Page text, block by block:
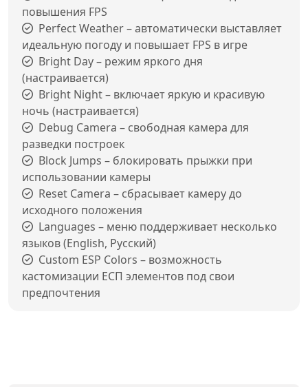
повышения FPS
Perfect Weather – автоматически выставляет
идеальную погоду и повышает FPS в игре
Bright Day – режим яркого дня
(настраивается)
Bright Night – включает яркую и красивую
ночь (настраивается)
Debug Camera – свободная камера для
разведки построек
Block Jumps – блокировать прыжки при
использовании камеры
Reset Camera – сбрасывает камеру до
исходного положения
Languages – меню поддерживает несколько
языков (English, Русский)
Custom ESP Colors – возможность
кастомизации ЕСП элементов под свои
предпочтения